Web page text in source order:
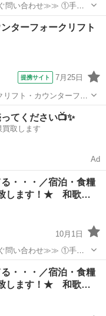
問い合わせ≫≫ ①手持
無い ③携帯が止まって
社のプロの
ターフォークリフト
提携サイト 7月25日
搬、積み込み・積み下
てください📺✨
取します
Ad
・・・／宿泊・食糧
致します！★ 和歌…
10月1日
問い合わせ≫≫ ①手持
無い ③携帯が止まって
社のプロの
・・・／宿泊・食糧
致します！★ 和歌…